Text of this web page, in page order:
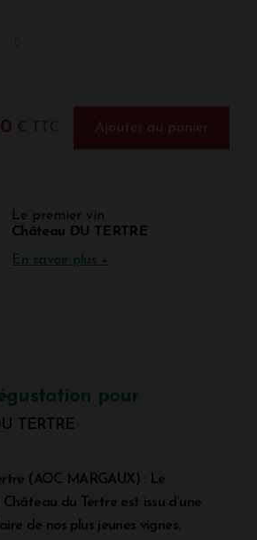
€ TTC Ajouter au panier
Le premier vin
Château DU TERTRE
En savoir plus +
pour
TERTRE
(AOC MARGAUX) : Le
du Tertre est issu d’une
de nos plus jeunes vignes.